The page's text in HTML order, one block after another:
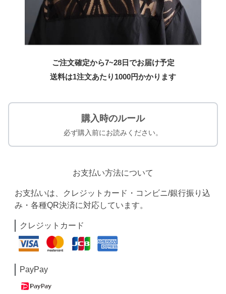
ご注文確定から7~28日でお届け予定
送料は1注文あたり 1000円かかります
購入時のルール
必ず購入前にお読みください。
お支払い方法について
お支払いは、クレジットカード・コンビニ/銀行振り込
み・各種QR決済に対応しています。
クレジットカード
PayPay